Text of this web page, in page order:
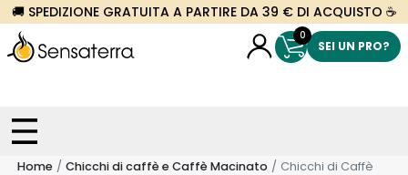
🚚 SPEDIZIONE GRATUITA A PARTIRE DA 39 € DI ACQUISTO ☕
0
SEI UN PRO?
Home Chicchi di caffè e Caffè Macinato Chicchi di Caffè